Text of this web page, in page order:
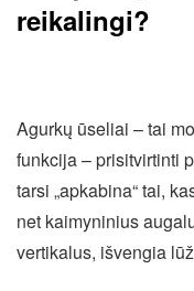
reikalingi?
Agurkų ūseliai – tai
funkcija – prisitvirtinti
tarsi „apkabina“ tai,
net kaimyninius
vertikalus, išvengia